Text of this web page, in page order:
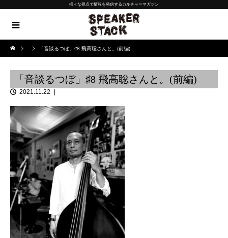
様々な視点で情報を発信するカルチャーマガジン
「音談るつぼ」♯8 飛高聡さんと。(前編)
「音談るつぼ」♯8 飛高聡さんと。(前編)
2021.11.22